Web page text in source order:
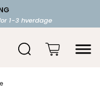
1-3 hverdage
599.-